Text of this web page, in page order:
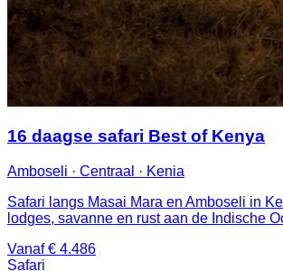
16 daagse safari Best of Kenya
Amboseli · Centraal · Kenia
Safari langs Masai Mara en Amboseli in
lodges, savanne en rust aan de Indische
Vanaf € 4.486
Safari